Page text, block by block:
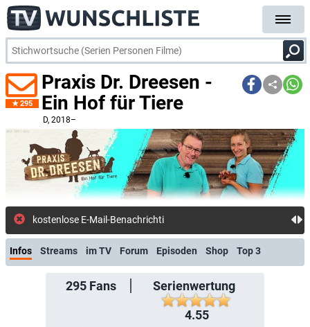
295
Praxis Dr. Dreesen -
Ein Hof für Tiere
D, 2018–
kostenlose E-Mail-Benachrichtigung bei Streaming-
Infos Streams im TV Forum Episoden Shop Top 3
295Fans
Serienwertung
4.55